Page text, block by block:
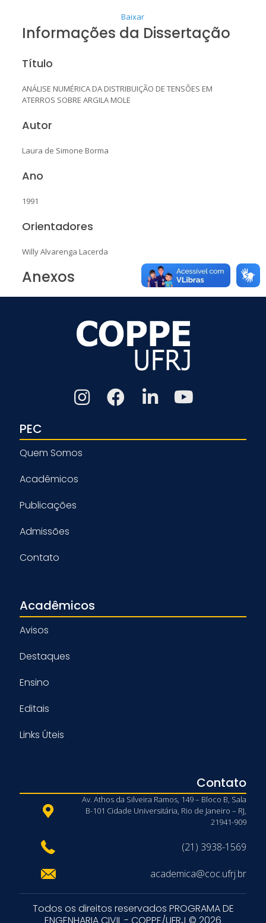
Baixar
Informações da Dissertação
Título
ANÁLISE NUMÉRICA DA DISTRIBUIÇÃO DE TENSÕES EM
ATERROS SOBRE ARGILA MOLE
Autor
Laura de Simone Borma
Ano
1991
Orientadores
Willy Alvarenga Lacerda
Anexos
PEC
Quem Somos
Acadêmicos
Publicações
Admissões
Contato
Acadêmicos
Avisos
Destaques
Ensino
Editais
Links Úteis
Contato
Av. Athos da Silveira Ramos, 149 – Bloco B, Sala
B-101 Cidade Universitária, Rio de Janeiro – RJ,
21941-909
(21) 3938-1569
academica@coc.ufrj.br
Todos os direitos reservados PROGRAMA DE